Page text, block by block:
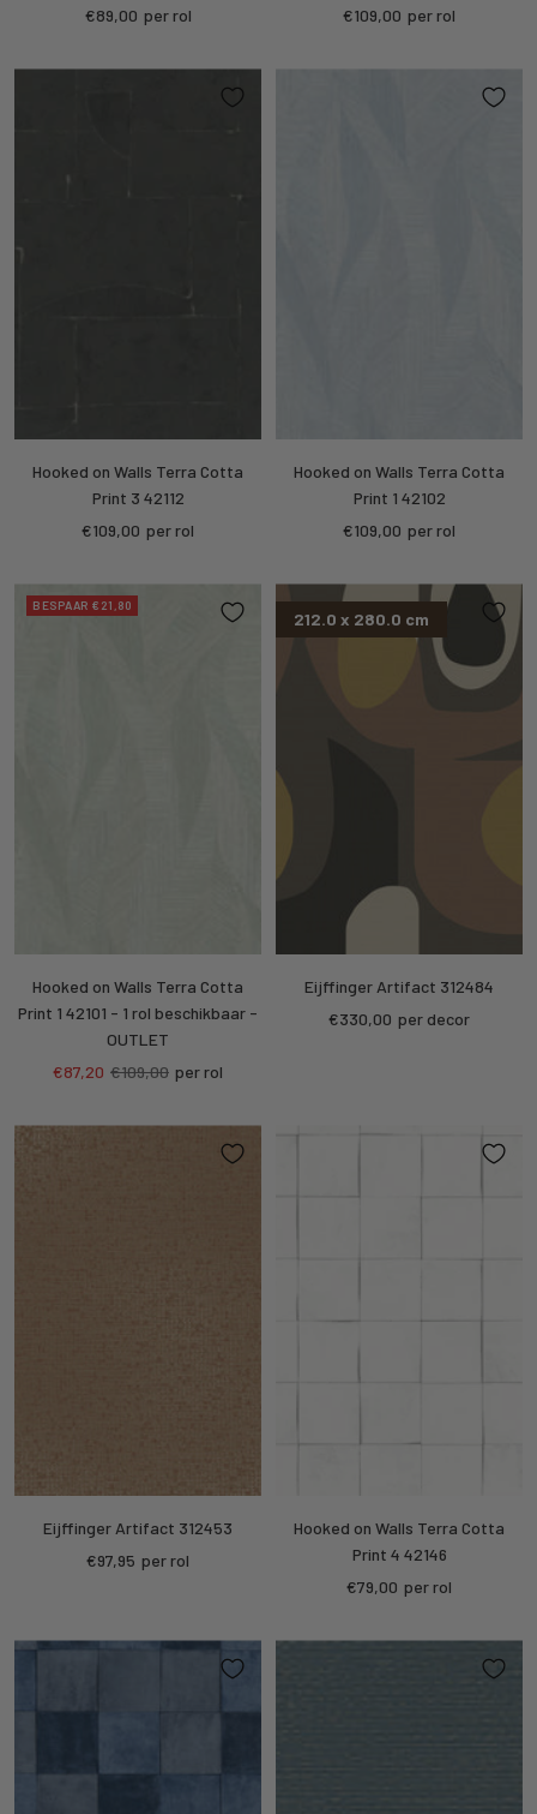
Kortings
€89,00 per rol
Kortings
€109,00 per rol
Hooked on Walls Terra Cotta
Print 3 42112
Kortings
€109,00 per rol
Hooked on Walls Terra Cotta
Print 1 42102
Kortings
€109,00 per rol
BESPAAR €21,80
Hooked on Walls Terra Cotta
Print 1 42101 - 1 rol beschikbaar -
OUTLET
Kortings
€87,20 Reguliere
€109,00 per rol
212.0 x 280.0 cm
Eijffinger Artifact 312484
Kortings
€330,00 per decor
Eijffinger Artifact 312453
Kortings
€97,95 per rol
Hooked on Walls Terra Cotta
Print 4 42146
Kortings
€79,00 per rol